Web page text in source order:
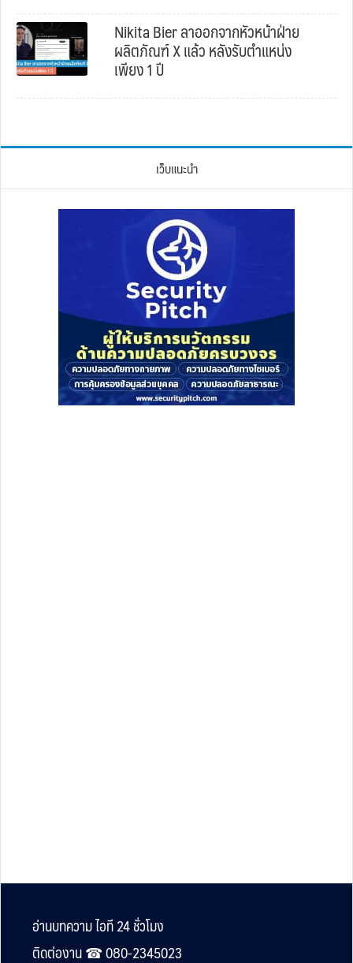
Nikita Bier ลาออกจากหัวหน้าฝ่าย
ผลิตภัณฑ์ X แล้ว หลังรับตำแหน่ง
เพียง 1 ปี
เว็บแนะนำ
Footer
อ่านบทความ ไอที 24 ชั่วโมง
ติดต่องาน ☎︎ 080-2345023